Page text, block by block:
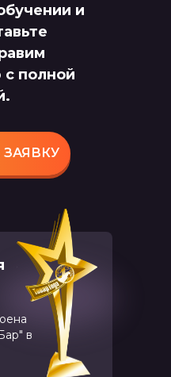
и
полной
в